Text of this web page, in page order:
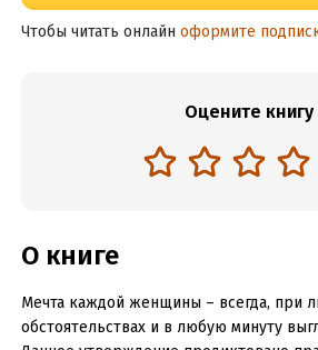
Чтобы читать онлайн оформите
Оцените книгу
О книге
Мечта каждой женщины – всегда, при
обстоятельствах и в любую минуту